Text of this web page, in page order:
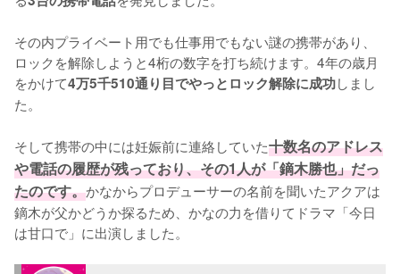
その内プライベート用でも仕事用でもない謎の携帯があり、
ロックを解除しようと4桁の数字を打ち続けます。4年の歳月
をかけて4万5千510通り目でやっとロック解除に成功しまし
た。
そして携帯の中には妊娠前に連絡していた十数名のアドレス
や電話の履歴が残っており、その1人が「鏑木勝也」だっ
たのです。かなからプロデューサーの名前を聞いたアクアは
鏑木が父かどうか探るため、かなの力を借りてドラマ「今日
は甘口で」に出演しました。